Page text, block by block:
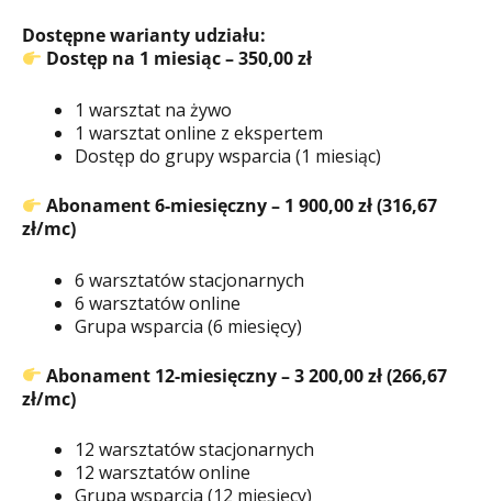
Dostępne warianty udziału:
Dostęp na 1 miesiąc – 350,00 zł
1 warsztat na żywo
1 warsztat online z ekspertem
Dostęp do grupy wsparcia (1 miesiąc)
Abonament 6-miesięczny – 1 900,00 zł (316,67
zł/mc)
6 warsztatów stacjonarnych
6 warsztatów online
Grupa wsparcia (6 miesięcy)
Abonament 12-miesięczny – 3 200,00 zł (266,67
zł/mc)
12 warsztatów stacjonarnych
12 warsztatów online
Grupa wsparcia (12 miesięcy)